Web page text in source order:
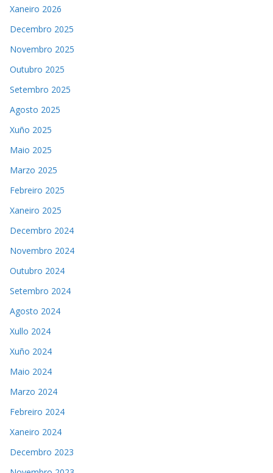
Xaneiro 2026
Decembro 2025
Novembro 2025
Outubro 2025
Setembro 2025
Agosto 2025
Xuño 2025
Maio 2025
Marzo 2025
Febreiro 2025
Xaneiro 2025
Decembro 2024
Novembro 2024
Outubro 2024
Setembro 2024
Agosto 2024
Xullo 2024
Xuño 2024
Maio 2024
Marzo 2024
Febreiro 2024
Xaneiro 2024
Decembro 2023